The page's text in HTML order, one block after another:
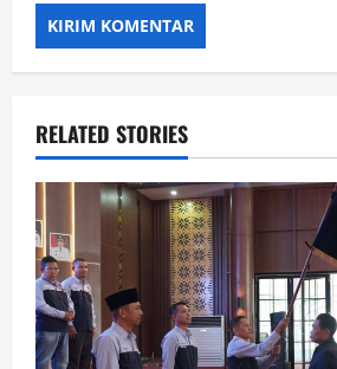
RELATED STORIES